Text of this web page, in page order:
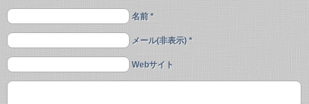
名前 *
メール(非表示) *
Webサイト